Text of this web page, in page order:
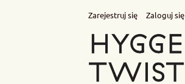
Zarejestruj się Zaloguj się